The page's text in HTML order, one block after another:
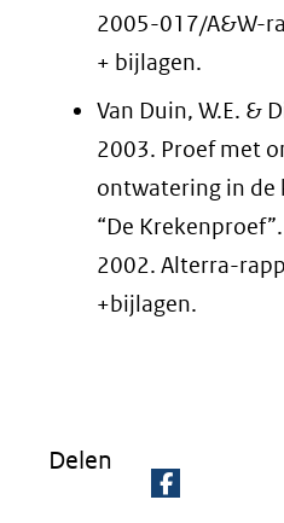
2005-017/A&W-
+ bijlagen.
Van Duin, W.E. &
2003. Proef met
ontwatering in de
“De
2002. Alterra-
+bijlagen.
Delen